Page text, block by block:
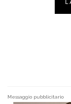
Messaggio pubblicitario